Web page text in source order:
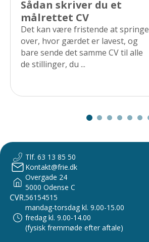
Sådan skriver du et
målrettet CV
Det kan være fristende at springe
over, hvor gærdet er lavest, og
bare sende det samme CV til alle
de stillinger, du ...
Tlf. 63 13 85 50
Kontakt@frie.dk
Overgade 24
5000 Odense C
56154515
mandag-torsdag kl. 9.00-15.00
fredag kl. 9.00-14.00
(fysisk fremmøde efter aftale)